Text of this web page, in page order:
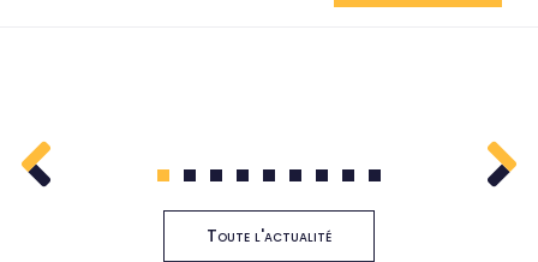
1 2 3 4 5 6 7 8 9
Toute l'actualité